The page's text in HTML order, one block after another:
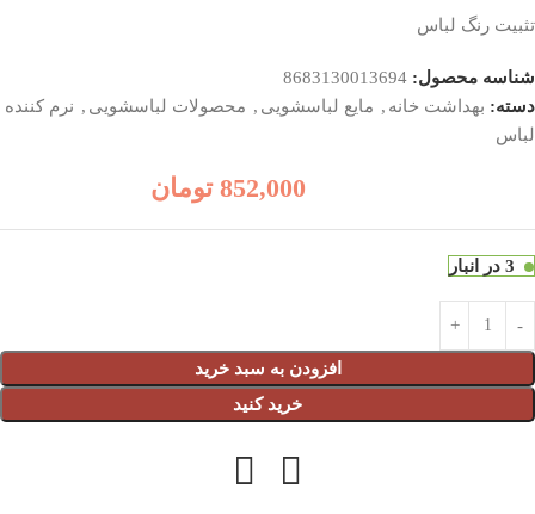
تثبیت رنگ لباس
شناسه محصول: 8683130013694
دسته: بهداشت خانه , مایع لباسشویی , محصولات لباسشویی , نرم کننده
لباس
852,000 تومان
3 در انبار
افزودن به سبد خرید
خرید کنید